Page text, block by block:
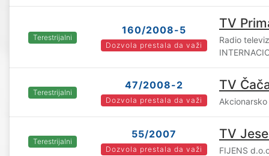
Terestrijalni
160/2008-5
Dozvola prestala da važi
TV
Radio
Terestrijalni
47/2008-2
Dozvola prestala da važi
TV
Terestrijalni
55/2007
Dozvola prestala da važi
TV
FIJENS